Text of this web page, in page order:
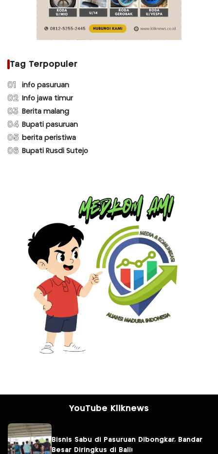
Tag Terpopuler
01 info pasuruan
02 Info jawa timur
03 Berita malang
04 Bupati pasuruan
05 berita peristiwa
06 Bupati Rusdi Sutejo
YouTube Kliknews
Bisnis Sabu di Pasuruan Dibongkar, Bandar
Besar Diringkus di Bali!